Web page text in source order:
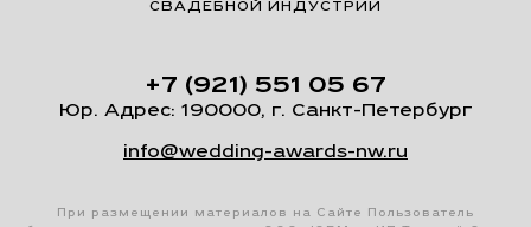
СВАДЕБНОЙ ИНДУСТРИИ
+7 (921) 551 05 67
Юр. Адрес: 190000, г. Санкт-Петербург
info@wedding-awards-nw.ru
При размещении материалов на Сайте Пользователь